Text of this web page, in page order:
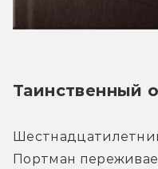
Таинственный
Портман